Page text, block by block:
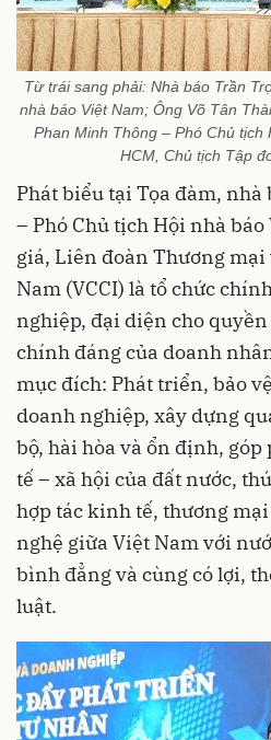
Từ trái sang phải: Nhà báo Trần
nhà báo Việt Nam; Ông Võ Tân
Phan Minh Thông – Phó Chủ tịch
HCM, Chủ tịch Tập
Phát biểu tại Tọa đàm,
– Phó Chủ tịch Hội nhà
giá, Liên đoàn Thương
Nam (VCCI) là tổ chức
nghiệp, đại diện cho
chính đáng của doanh
mục đích: Phát triển, bảo
doanh nghiệp, xây dựng
bộ, hài hòa và ổn định,
tế – xã hội của đất nước,
hợp tác kinh tế, thương
nghệ giữa Việt Nam với
bình đẳng và cùng có lợi,
luật.